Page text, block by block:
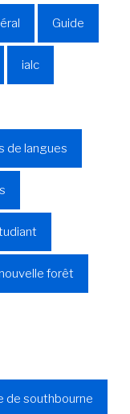
Guide
ialc
de langues
forêt
de southbourne